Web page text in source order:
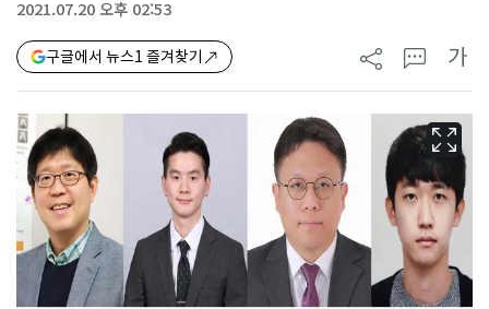
2021.07.20 오후 02:53
구글에서 뉴스1 즐겨찾기 가